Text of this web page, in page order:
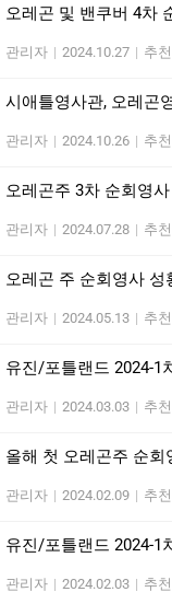
오레곤 및 밴쿠버 4차
관리자 | 2024.10.27 | 추
시애틀영사관, 오레곤
관리자 | 2024.10.26 | 추
오레곤주 3차 순회영
관리자 | 2024.07.28 | 추
오레곤 주 순회영사 성
관리자 | 2024.05.13 | 추
유진/포틀랜드 2024-1
관리자 | 2024.03.03 | 추
올해 첫 오레곤주 순회
관리자 | 2024.02.09 | 추
유진/포틀랜드 2024-1
관리자 | 2024.02.03 | 추